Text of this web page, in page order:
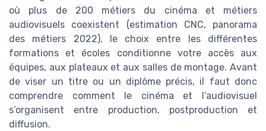
où plus de 200 métiers du cinéma et métiers
audiovisuels coexistent (estimation CNC, panorama
des métiers 2022), le choix entre les différentes
formations et écoles conditionne votre accès aux
équipes, aux plateaux et aux salles de montage. Avant
de viser un titre ou un diplôme précis, il faut donc
comprendre comment le cinéma et l’audiovisuel
s’organisent entre production, postproduction et
diffusion.